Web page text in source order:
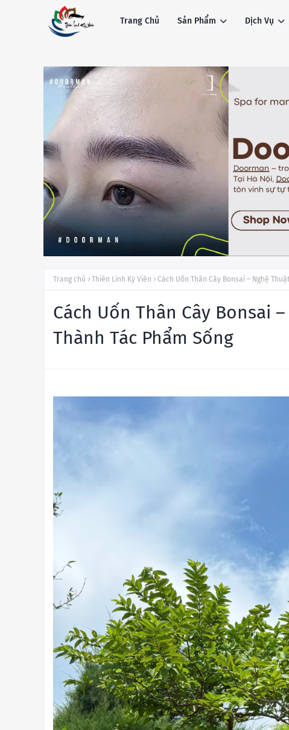
Trang Chủ Sản Phẩm Dịch Vụ
Trang chủ Thiên Linh Kỳ Viên Cách Uốn Thân Cây Bonsai – Nghệ
Cách Uốn Thân Cây Bonsai
Thành Tác Phẩm Sống